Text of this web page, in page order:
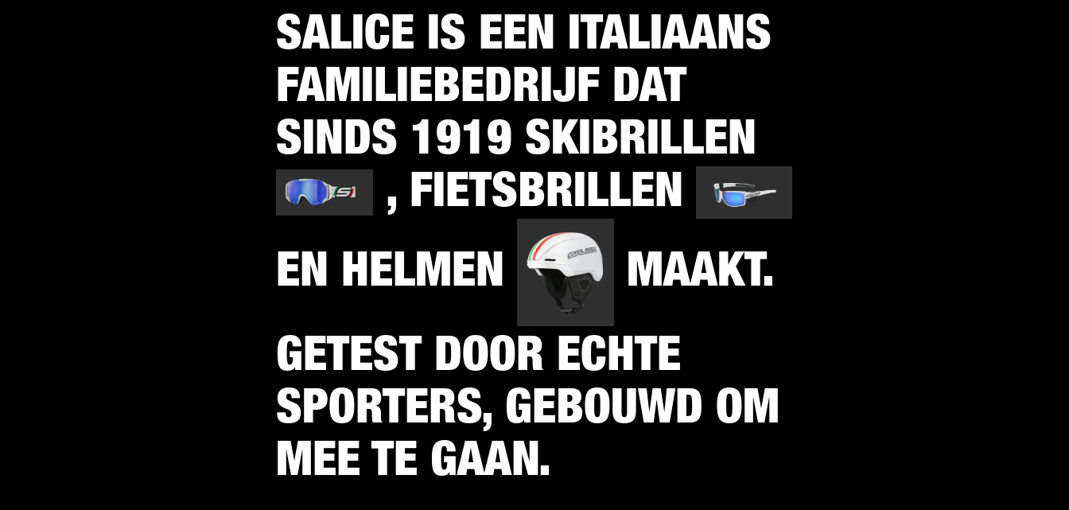
SALICE IS EEN ITALIAANS
FAMILIEBEDRIJF DAT
SINDS 1919 SKIBRILLEN
, FIETSBRILLEN
EN HELMEN
MAAKT.
GETEST DOOR ECHTE
SPORTERS, GEBOUWD OM
MEE TE GAAN.